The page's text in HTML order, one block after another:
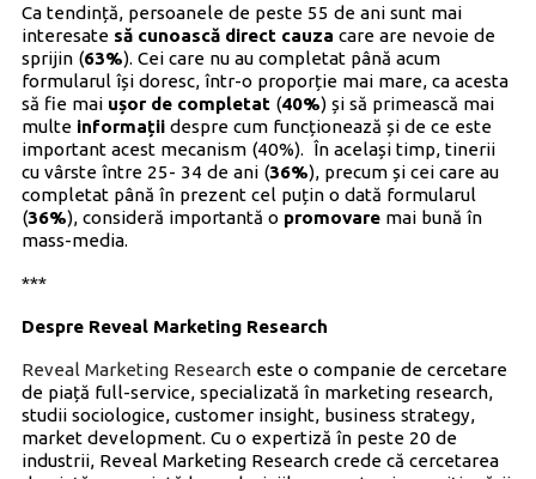
Ca tendință, persoanele de peste 55 de ani sunt mai
interesate să cunoască direct cauza care are nevoie de
sprijin (63%). Cei care nu au completat până acum
formularul își doresc, într-o proporție mai mare, ca acesta
să fie mai ușor de completat(40%) și să primească mai
multe informații despre cum funcționează și de ce este
important acest mecanism (40%). În același timp, tinerii
cu vârste între 25- 34 de ani (36%), precum și cei care au
completat până în prezent cel puțin o dată formularul
(36%), consideră importantă o promovaremai bună în
mass-media.
***
Despre Reveal Marketing Research
Reveal Marketing Researcheste o companie de cercetare
de piață full-service, specializată în marketing research,
studii sociologice, customer insight, business strategy,
market development. Cu o expertiză în peste 20 de
industrii, Reveal Marketing Research crede că cercetarea